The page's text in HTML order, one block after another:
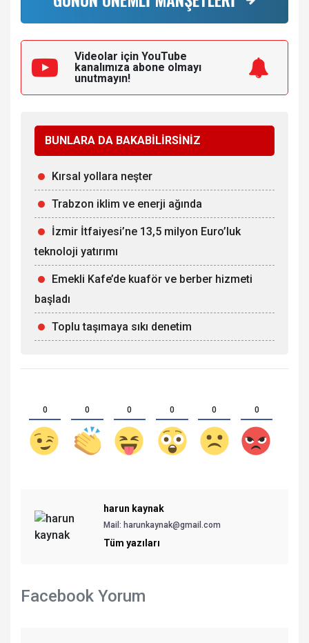
Videolar için YouTube
kanalımıza abone olmayı
unutmayın!
BUNLARA DA BAKABİLİRSİNİZ
Kırsal yollara neşter
Trabzon iklim ve enerji ağında
İzmir İtfaiyesi’ne 13,5 milyon Euro’luk
teknoloji yatırımı
Emekli Kafe’de kuaför ve berber hizmeti
başladı
Toplu taşımaya sıkı denetim
0 0 0 0 0 0
harun kaynak
Mail: harunkaynak@gmail.com
Tüm yazıları
Facebook Yorum